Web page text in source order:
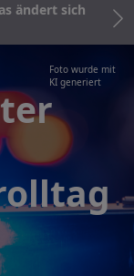
ändert sich
Foto wurde mit
KI generiert